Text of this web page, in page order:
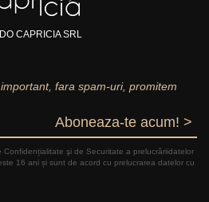
CAPRICIA SRL
fara spam-uri, promitem
Aboneaza-te acum! >
şi de Securitate a prelucrăriidatelor
16 ani și sunt de acord cu prelucrarea datelor cu